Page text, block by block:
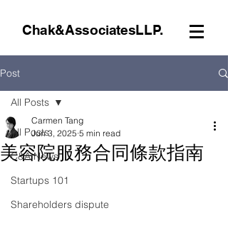
Chak&AssociatesLLP.
Post
All Posts
C&A News
Startups 101
Shareholders dispute
All Posts
美容院服務合同條款指南
Carmen Tang
Jun 3, 2025 5 min read